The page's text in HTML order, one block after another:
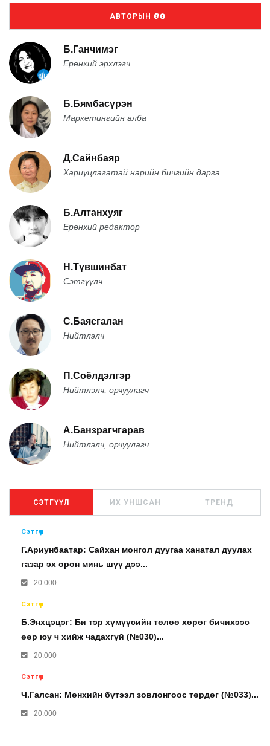
АВТОРЫН ӨРӨӨ
Б.Ганчимэг
Ерөнхий эрхлэгч
Б.Бямбасүрэн
Маркетингийн алба
Д.Сайнбаяр
Хариуцлагатай нарийн бичгийн дарга
Б.Алтанхуяг
Ерөнхий редактор
Н.Түвшинбат
Сэтгүүлч
С.Баясгалан
Нийтлэлч
П.Соёлдэлгэр
Нийтлэлч, орчуулагч
А.Банзрагчгарав
Нийтлэлч, орчуулагч
СЭТГҮҮЛ ИХ УНШСАН ТРЕНД
Сэтгүүл
Г.Ариунбаатар: Сайхан монгол дуугаа ханатал дуулах
газар эх орон минь шүү дээ...
20.000
Сэтгүүл
Б.Энхцэцэг: Би тэр хүмүүсийн төлөө хөрөг бичихээс
өөр юу ч хийж чадахгүй (№030)...
20.000
Сэтгүүл
Ч.Галсан: Мөнхийн бүтээл зовлонгоос төрдөг (№033)...
20.000